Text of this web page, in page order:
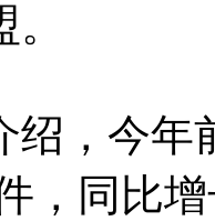
今年前
，同比